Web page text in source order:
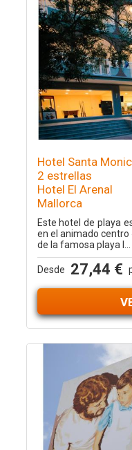
Hotel Santa
2 estrellas
Hotel El Arenal
Mallorca
Este hotel de playa
en el animado centro
de la famosa playa l...
Desde 27,44 €